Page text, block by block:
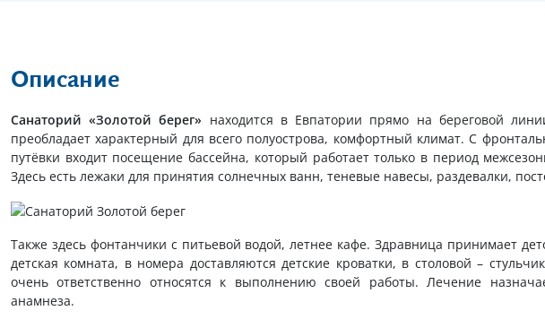
Описание
Санаторий «Золотой берег» находится в Евпатории прямо на береговой
преобладает характерный для всего полуострова, комфортный климат. С
путёвки входит посещение бассейна, который работает только в период
Здесь есть лежаки для принятия солнечных ванн, теневые навесы, раздевалки,
Также здесь фонтанчики с питьевой водой, летнее кафе. Здравница принимает
детская комната, в номера доставляются детские кроватки, в столовой –
очень ответственно относятся к выполнению своей работы. Лечение
анамнеза.